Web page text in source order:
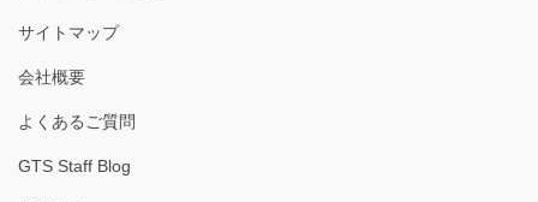
サイトマップ
会社概要
よくあるご質問
GTS Staff Blog